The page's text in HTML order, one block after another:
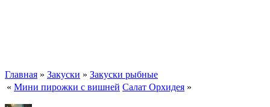
Главная » Закуски » Закуски рыбные
« Мини пирожки с вишней Салат Орхидея »